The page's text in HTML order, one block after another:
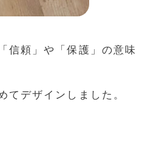
信頼」や「保護」の意味
てデザインしました。